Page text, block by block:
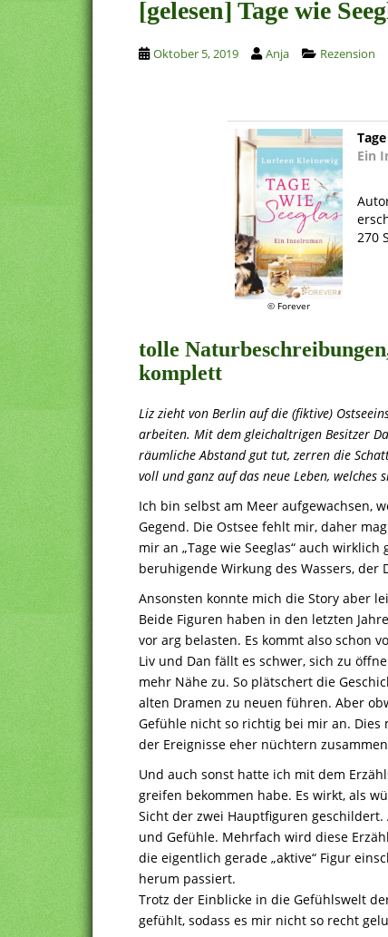
[gelesen] Tage wie
Oktober 5, 2019 Anja Rezension
© Forever
Ein
270
tolle
komplett
Liz zieht von Berlin auf die (fiktive)
arbeiten. Mit dem gleichaltrigen Besitzer
räumliche Abstand gut tut, zerren die
voll und ganz auf das neue Leben, welches
Ich bin selbst am Meer aufgewachsen,
Gegend. Die Ostsee fehlt mir, daher
mir an „Tage wie Seeglas“ auch
beruhigende Wirkung des Wassers, der
Ansonsten konnte mich die Story aber
Beide Figuren haben in den letzten
vor arg belasten. Es kommt also schon
Liv und Dan fällt es schwer, sich zu
mehr Nähe zu. So plätschert die
alten Dramen zu neuen führen. Aber
Gefühle nicht so richtig bei mir an. Dies
der Ereignisse eher nüchtern
Und auch sonst hatte ich mit dem
greifen bekommen habe. Es wirkt, als
Sicht der zwei Hauptfiguren
und Gefühle. Mehrfach wird diese
die eigentlich gerade „aktive“ Figur
herum passiert.
Trotz der Einblicke in die Gefühlswelt
gefühlt, sodass es mir nicht so recht